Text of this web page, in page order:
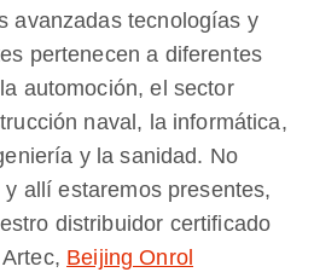
avanzadas tecnologías y
pertenecen a diferentes
automoción, el sector
naval, la informática,
y la sanidad. No
allí estaremos presentes,
distribuidor certificado
Beijing Onrol